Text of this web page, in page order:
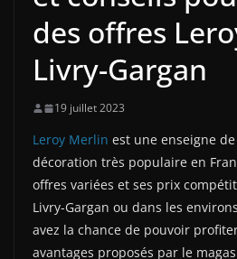
des offres
Livry-Gargan
19 juillet 2023
Leroy Merlin est une enseigne
décoration très populaire en
offres variées et ses prix
Livry-Gargan ou dans les
avez la chance de pouvoir
avantages proposés par le